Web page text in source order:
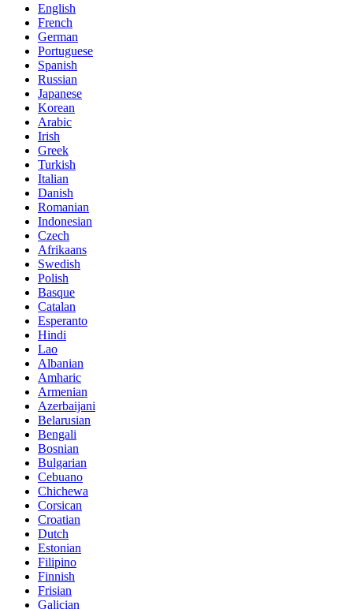
English
French
German
Portuguese
Spanish
Russian
Japanese
Korean
Arabic
Irish
Greek
Turkish
Italian
Danish
Romanian
Indonesian
Czech
Afrikaans
Swedish
Polish
Basque
Catalan
Esperanto
Hindi
Lao
Albanian
Amharic
Armenian
Azerbaijani
Belarusian
Bengali
Bosnian
Bulgarian
Cebuano
Chichewa
Corsican
Croatian
Dutch
Estonian
Filipino
Finnish
Frisian
Galician